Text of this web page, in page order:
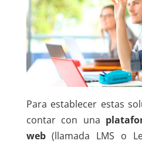
Para establecer estas
contar con una
web(llamada LMS o